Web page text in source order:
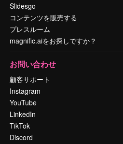
Slidesgo
コンテンツを販売する
プレスルーム
magnific.aiをお探しですか？
お問い合わせ
顧客サポート
Instagram
YouTube
LinkedIn
TikTok
Discord